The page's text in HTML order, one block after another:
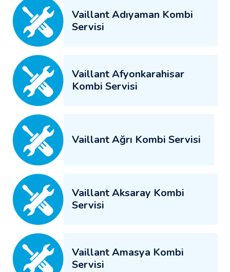
Vaillant Adıyaman Kombi
Servisi
Vaillant Afyonkarahisar
Kombi Servisi
Vaillant Ağrı Kombi Servisi
Vaillant Aksaray Kombi
Servisi
Vaillant Amasya Kombi
Servisi